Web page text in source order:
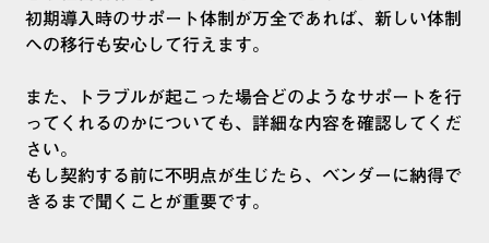
初期導入時のサポート体制が万全であれば、新しい体制
への移行も安心して行えます。
また、トラブルが起こった場合どのようなサポートを行
ってくれるのかについても、詳細な内容を確認してくだ
さい。
もし契約する前に不明点が生じたら、ベンダーに納得で
きるまで聞くことが重要です。